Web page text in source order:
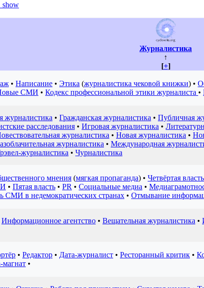
Журналистика
↑
[+]
• Написание • Этика (журналистика чековой книжки) •
СМИ • Кодекс профессиональной этики журналиста •
журналистика • Гражданская журналистика • Публичная
расследования • Игровая журналистика •
журналистика • Новая журналистика •
журналистика • Международная
журналистика • Чурналистика
мнения (мягкая пропаганда) • Четвёртая власть
• Пятая власть • PR • Социальные медиа •
СМИ в недемократических странах • Отмывание
Информационное агентство • Вещательная журналистика •
• Редактор • Дата-журналист • Ресторанный критик •
•